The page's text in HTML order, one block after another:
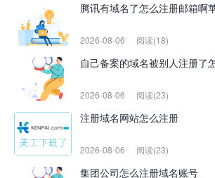
腾讯有域名了怎么注册邮箱啊
2026-08-06 阅读(18)
自己备案的域名被别人注册了
2026-08-06 阅读(23)
注册域名网站怎么注册
2026-08-06 阅读(23)
集团公司怎么注册域名账号